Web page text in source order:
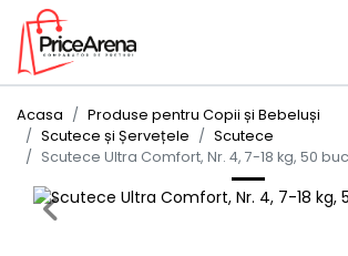
Acasa
Produse pentru Copii și Bebeluși
Scutece și Șervețele
Scutece
Scutece Ultra Comfort, Nr. 4, 7-18 kg, 50
Previous